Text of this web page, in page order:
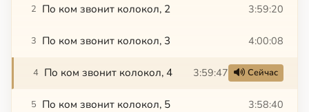
2 По ком звонит колокол, 2 3:59:20
3 По ком звонит колокол, 3 4:00:08
4 По ком звонит колокол, 4 3:59:47 Сейчас
5 По ком звонит колокол, 5 3:58:40